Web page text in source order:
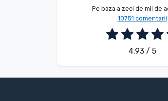
Pe baza a zeci de mii de
10751 comentarii
4.93 / 5